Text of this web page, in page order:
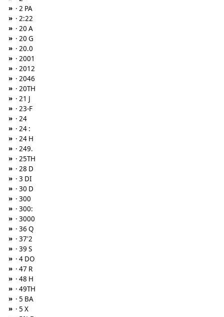
» · 2 PA
» · 2:22
» · 20 A
» · 20 G
» · 20.0
» · 2001
» · 2012
» · 2046
» · 20TH
» · 21 J
» · 23-F
» · 24
» · 24 :
» · 24 H
» · 249.
» · 25TH
» · 28 D
» · 3 DI
» · 30 D
» · 300
» · 300:
» · 3000
» · 36 Q
» · 37'2
» · 39 S
» · 4 DO
» · 47 R
» · 48 H
» · 49TH
» · 5 BA
» · 5 X